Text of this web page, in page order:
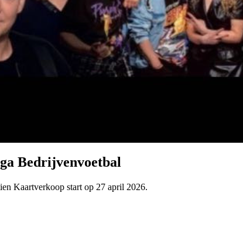
Bedrijvenvoetbal
Kaartverkoop start op 27 april 2026.